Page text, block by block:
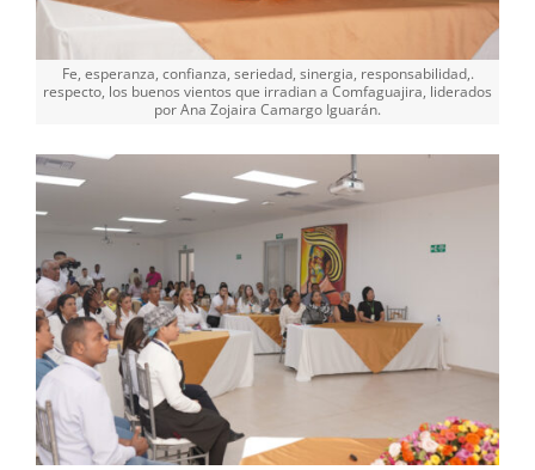
Fe, esperanza, confianza, seriedad, sinergia, responsabilidad,.
respecto, los buenos vientos que irradian a Comfaguajira, liderados
por Ana Zojaira Camargo Iguarán.